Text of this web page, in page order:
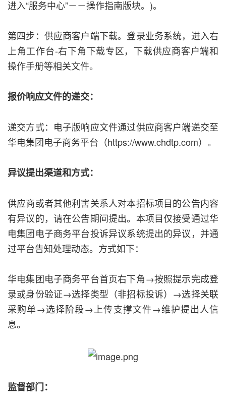
进入“服务中心”－－操作指南版块。)。
第四步：供应商客户端下载。登录业务系统，进入右
上角工作台-右下角下载专区，下载供应商客户端和
操作手册等相关文件。
报价响应文件的递交：
递交方式：电子版响应文件通过供应商客户端递交至
华电集团电子商务平台（https://www.chdtp.com）。
异议提出渠道和方式：
供应商或者其他利害关系人对本招标项目的公告内容
有异议的，请在公告期间提出。本项目仅接受通过华
电集团电子商务平台投诉异议系统提出的异议，并通
过平台告知处理动态。方式如下：
华电集团电子商务平台首页右下角→按照提示完成登
录或身份验证→选择类型（非招标投诉）→选择关联
采购单→选择阶段→上传支撑文件→维护提出人信
息。
监督部门：